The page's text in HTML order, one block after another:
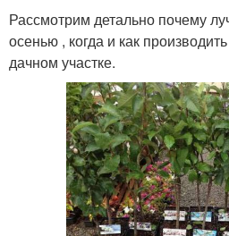
Рассмотрим детально почему
осенью , когда и как
дачном участке.